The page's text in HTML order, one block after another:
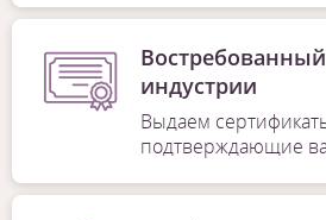
индустрии
Выдаем
подтверждающие